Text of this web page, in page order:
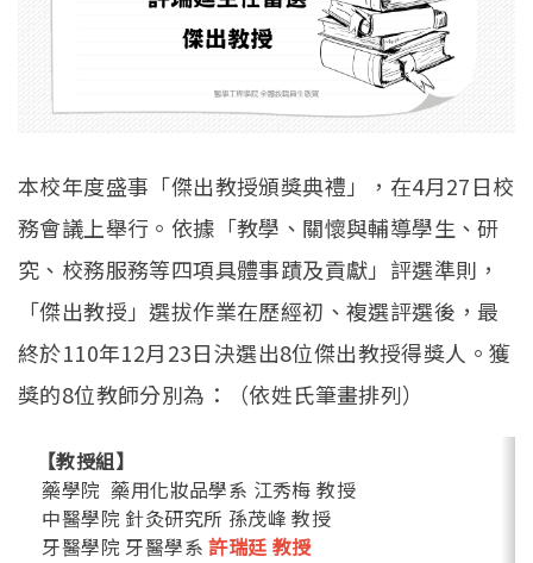
本校年度盛事「傑出教授頒獎典禮」，在4月27日校
務會議上舉行。依據「教學、關懷與輔導學生、研
究、校務服務等四項具體事蹟及貢獻」評選準則，
「傑出教授」選拔作業在歷經初、複選評選後，最
終於110年12月23日決選出8位傑出教授得獎人。獲
獎的8位教師分別為：（依姓氏筆畫排列）
【教授組】
藥學院 藥用化妝品學系 江秀梅 教授
中醫學院 針灸研究所 孫茂峰 教授
牙醫學院 牙醫學系許瑞廷 教授